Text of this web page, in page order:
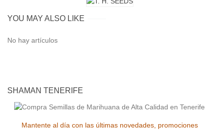
YOU MAY ALSO LIKE
No hay artículos
SHAMAN TENERIFE
Mantente al día con las últimas novedades, promociones